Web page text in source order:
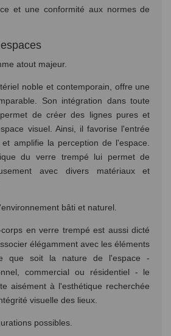
et une conformité aux normes de
atout majeur.
noble et contemporain, offre une
Son intégration dans toute
de créer des lignes pures et
visuel. Ainsi, il favorise l'entrée
amplifie la perception de l'espace.
du verre trempé lui permet de
avec divers matériaux et
bâti et naturel.
corps en verre trempé est aussi dicté
élégamment avec les éléments
que soit la nature de l'espace -
commercial ou résidentiel - le
aisément à l'esthétique recherchée
visuelle des lieux.
possibles.